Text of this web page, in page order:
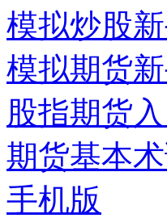
模拟炒股
模拟期货
股指期货
期货基本
手机版